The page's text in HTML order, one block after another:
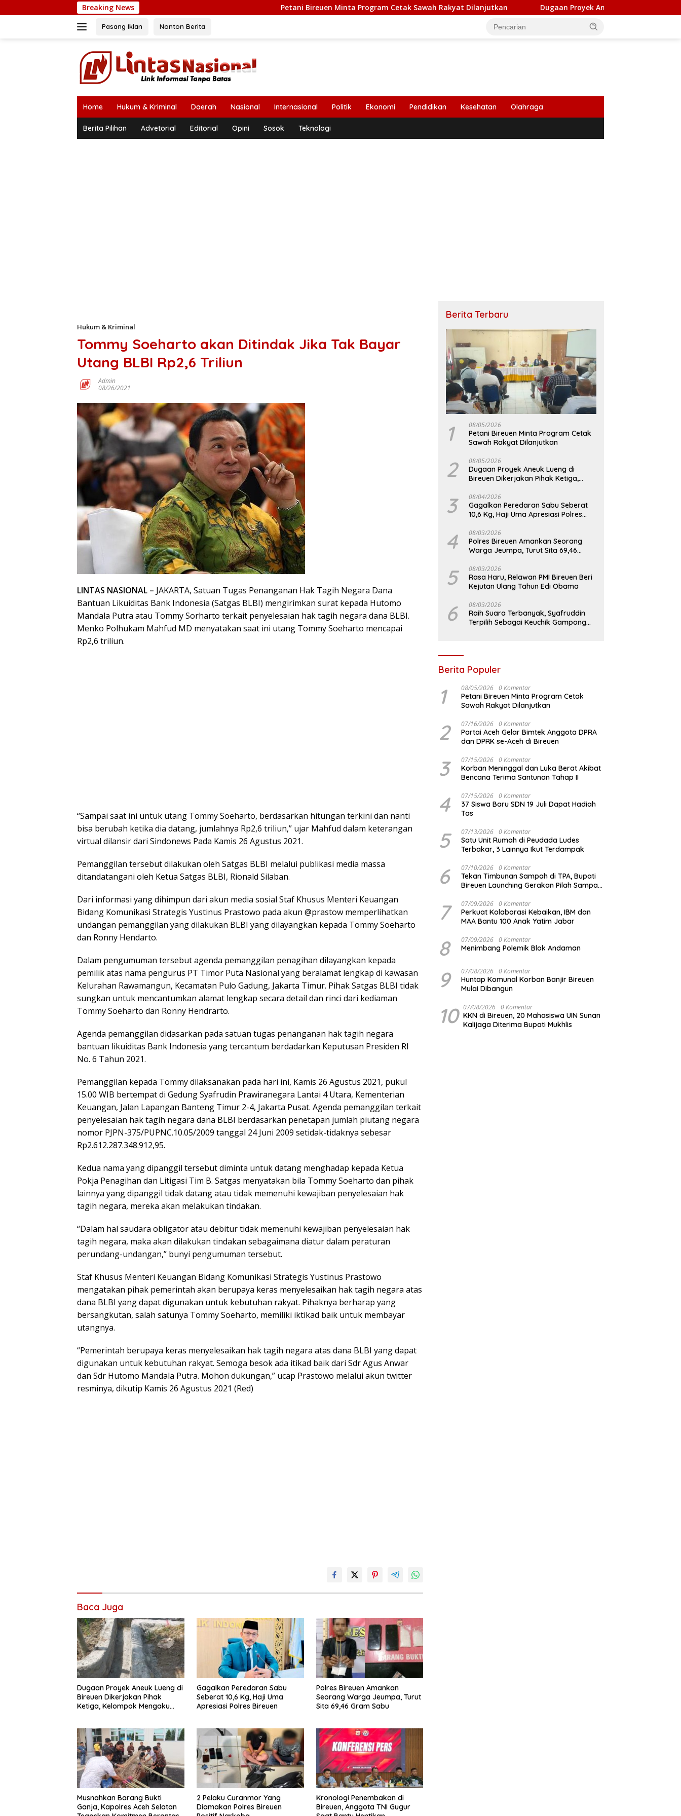
ke
Breaking News Petani Bireuen Minta Program Cetak Sawah Rakyat Dilanjutkan Dugaan Proyek Aneuk Lueng di Bireuen Dikerjakan
Pasang Iklan Nonton Berita
Home Hukum & Kriminal Daerah Nasional Internasional Politik Ekonomi Pendidikan Kesehatan Olahraga
Berita Pilihan Advetorial Editorial Opini Sosok Teknologi
Hukum & Kriminal
Tommy Soeharto akan Ditindak Jika Tak Bayar
Utang BLBI Rp2,6 Triliun
Admin
08/26/2021
LINTAS NASIONAL – JAKARTA, Satuan Tugas Penanganan Hak Tagih Negara Dana
Bantuan Likuiditas Bank Indonesia (Satgas BLBI) mengirimkan surat kepada Hutomo
Mandala Putra atau Tommy Sorharto terkait penyelesaian hak tagih negara dana BLBI.
Menko Polhukam Mahfud MD menyatakan saat ini utang Tommy Soeharto mencapai
Rp2,6 triliun.
“Sampai saat ini untuk utang Tommy Soeharto, berdasarkan hitungan terkini dan nanti
bisa berubah ketika dia datang, jumlahnya Rp2,6 triliun,” ujar Mahfud dalam keterangan
virtual dilansir dari Sindonews Pada Kamis 26 Agustus 2021.
Pemanggilan tersebut dilakukan oleh Satgas BLBI melalui publikasi media massa
ditandatangani oleh Ketua Satgas BLBI, Rionald Silaban.
Dari informasi yang dihimpun dari akun media sosial Staf Khusus Menteri Keuangan
Bidang Komunikasi Strategis Yustinus Prastowo pada akun @prastow memperlihatkan
undangan pemanggilan yang dilakukan BLBI yang dilayangkan kepada Tommy Soeharto
dan Ronny Hendarto.
Dalam pengumuman tersebut agenda pemanggilan penagihan dilayangkan kepada
pemilik atas nama pengurus PT Timor Puta Nasional yang beralamat lengkap di kawasan
Kelurahan Rawamangun, Kecamatan Pulo Gadung, Jakarta Timur. Pihak Satgas BLBI tidak
sungkan untuk mencantumkan alamat lengkap secara detail dan rinci dari kediaman
Tommy Soeharto dan Ronny Hendrarto.
Agenda pemanggilan didasarkan pada satuan tugas penanganan hak tagih negara
bantuan likuiditas Bank Indonesia yang tercantum berdadarkan Keputusan Presiden RI
No. 6 Tahun 2021.
Pemanggilan kepada Tommy dilaksanakan pada hari ini, Kamis 26 Agustus 2021, pukul
15.00 WIB bertempat di Gedung Syafrudin Prawiranegara Lantai 4 Utara, Kementerian
Keuangan, Jalan Lapangan Banteng Timur 2-4, Jakarta Pusat. Agenda pemanggilan terkait
penyelesaian hak tagih negara dana BLBI berdasarkan penetapan jumlah piutang negara
nomor PJPN-375/PUPNC.10.05/2009 tanggal 24 Juni 2009 setidak-tidaknya sebesar
Rp2.612.287.348.912,95.
Kedua nama yang dipanggil tersebut diminta untuk datang menghadap kepada Ketua
Pokja Penagihan dan Litigasi Tim B. Satgas menyatakan bila Tommy Soeharto dan pihak
lainnya yang dipanggil tidak datang atau tidak memenuhi kewajiban penyelesaian hak
tagih negara, mereka akan melakukan tindakan.
“Dalam hal saudara obligator atau debitur tidak memenuhi kewajiban penyelesaian hak
tagih negara, maka akan dilakukan tindakan sebagaimana diatur dalam peraturan
perundang-undangan,” bunyi pengumuman tersebut.
Staf Khusus Menteri Keuangan Bidang Komunikasi Strategis Yustinus Prastowo
mengatakan pihak pemerintah akan berupaya keras menyelesaikan hak tagih negara atas
dana BLBI yang dapat digunakan untuk kebutuhan rakyat. Pihaknya berharap yang
bersangkutan, salah satunya Tommy Soeharto, memiliki iktikad baik untuk membayar
utangnya.
“Pemerintah berupaya keras menyelesaikan hak tagih negara atas dana BLBI yang dapat
digunakan untuk kebutuhan rakyat. Semoga besok ada itikad baik dari Sdr Agus Anwar
dan Sdr Hutomo Mandala Putra. Mohon dukungan,” ucap Prastowo melalui akun twitter
resminya, dikutip Kamis 26 Agustus 2021 (Red)
Baca Juga
Dugaan Proyek Aneuk Lueng di
Bireuen Dikerjakan Pihak
Ketiga, Kelompok Mengaku
Gagalkan Peredaran Sabu
Seberat 10,6 Kg, Haji Uma
Apresiasi Polres Bireuen
Polres Bireuen Amankan
Seorang Warga Jeumpa, Turut
Sita 69,46 Gram Sabu
Musnahkan Barang Bukti
Ganja, Kapolres Aceh Selatan
2 Pelaku Curanmor Yang
Diamakan Polres Bireuen
Kronologi Penembakan di
Bireuen, Anggota TNI Gugur
Berita Terbaru
1 08/05/2026
Petani Bireuen Minta Program Cetak
Sawah Rakyat Dilanjutkan
2 08/05/2026
Dugaan Proyek Aneuk Lueng di
Bireuen Dikerjakan Pihak Ketiga,
Juta
3 08/04/2026
Gagalkan Peredaran Sabu Seberat
10,6 Kg, Haji Uma Apresiasi Polres
4 08/03/2026
Polres Bireuen Amankan Seorang
Warga Jeumpa, Turut Sita 69,46
5 08/03/2026
Rasa Haru, Relawan PMI Bireuen Beri
Kejutan Ulang Tahun Edi Obama
6 08/03/2026
Raih Suara Terbanyak, Syafruddin
Terpilih Sebagai Keuchik Gampong
Berita Populer
1 08/05/2026 0 Komentar
Petani Bireuen Minta Program Cetak
Sawah Rakyat Dilanjutkan
2 07/16/2026 0 Komentar
Partai Aceh Gelar Bimtek Anggota DPRA
dan DPRK se-Aceh di Bireuen
3 07/15/2026 0 Komentar
Korban Meninggal dan Luka Berat Akibat
Bencana Terima Santunan Tahap II
4 07/15/2026 0 Komentar
37 Siswa Baru SDN 19 Juli Dapat Hadiah
Tas
5 07/13/2026 0 Komentar
Satu Unit Rumah di Peudada Ludes
Terbakar, 3 Lainnya Ikut Terdampak
6 07/10/2026 0 Komentar
Tekan Timbunan Sampah di TPA, Bupati
Bireuen Launching Gerakan Pilah Sampah
7 07/09/2026 0 Komentar
Perkuat Kolaborasi Kebaikan, IBM dan
MAA Bantu 100 Anak Yatim Jabar
8 07/09/2026 0 Komentar
Menimbang Polemik Blok Andaman
9 07/08/2026 0 Komentar
Huntap Komunal Korban Banjir Bireuen
Mulai Dibangun
10 07/08/2026 0 Komentar
KKN di Bireuen, 20 Mahasiswa UIN Sunan